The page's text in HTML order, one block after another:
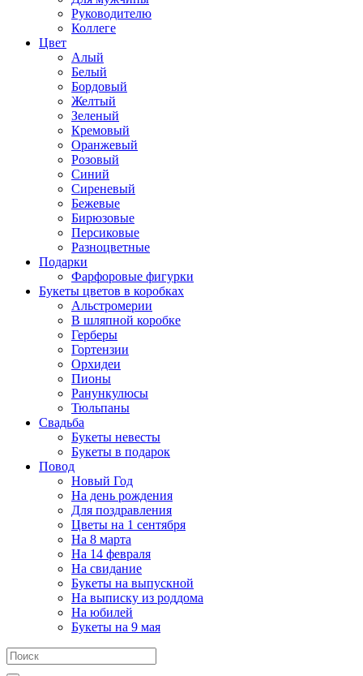
Руководителю
Коллеге
Цвет
Алый
Белый
Бордовый
Желтый
Зеленый
Кремовый
Оранжевый
Розовый
Синий
Сиреневый
Бежевые
Бирюзовые
Персиковые
Разноцветные
Подарки
Фарфоровые фигурки
Букеты цветов в коробках
Альстромерии
В шляпной коробке
Герберы
Гортензии
Орхидеи
Пионы
Ранункулюсы
Тюльпаны
Свадьба
Букеты невесты
Букеты в подарок
Повод
Новый Год
На день рождения
Для поздравления
Цветы на 1 сентября
На 8 марта
На 14 февраля
На свидание
Букеты на выпускной
На выписку из роддома
На юбилей
Букеты на 9 мая